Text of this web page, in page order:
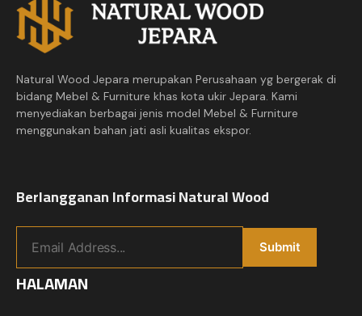
Natural Wood Jepara merupakan Perusahaan yg bergerak di
bidang Mebel & Furniture khas kota ukir Jepara. Kami
menyediakan berbagai jenis model Mebel & Furniture
menggunakan bahan jati asli kualitas ekspor.
Berlangganan Informasi Natural Wood
HALAMAN